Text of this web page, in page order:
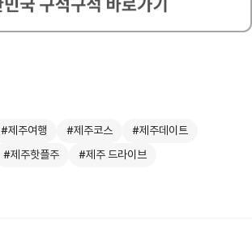
#제주여행 #제주코스
#제주데이트
#제주핫플주
#제주 드라이브